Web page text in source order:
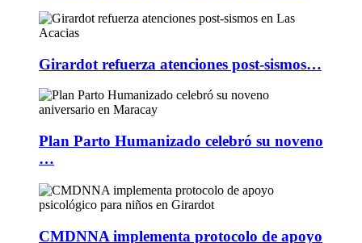
Girardot refuerza atenciones post-sismos…
Plan Parto Humanizado celebró su noveno
…
CMDNNA implementa protocolo de apoyo